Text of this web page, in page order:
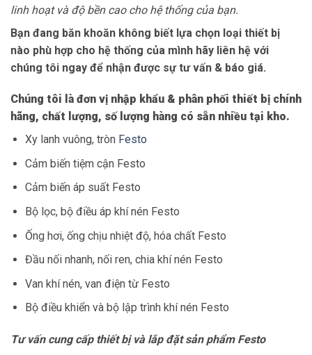
linh hoạt và độ bền cao cho hệ thống của bạn.
Bạn đang băn khoăn không biết lựa chọn loại thiết bị
nào phù hợp cho hệ thống của mình hãy liên hệ với
chúng tôi ngay để nhận được sự tư vấn & báo giá.
Chúng tôi là đơn vị nhập khẩu & phân phối thiết bị chính
hãng, chất lượng, số lượng hàng có sẵn nhiều tại kho.
Xy lanh vuông, tròn Festo
Cảm biến tiệm cận Festo
Cảm biến áp suất Festo
Bộ lọc, bộ điều áp khí nén Festo
Ống hơi, ống chịu nhiệt độ, hóa chất Festo
Đầu nối nhanh, nối ren, chia khí nén Festo
Van khí nén, van điện từ Festo
Bộ điều khiển và bộ lập trình khí nén Festo
Tư vấn cung cấp thiết bị và lắp đặt sản phẩm Festo